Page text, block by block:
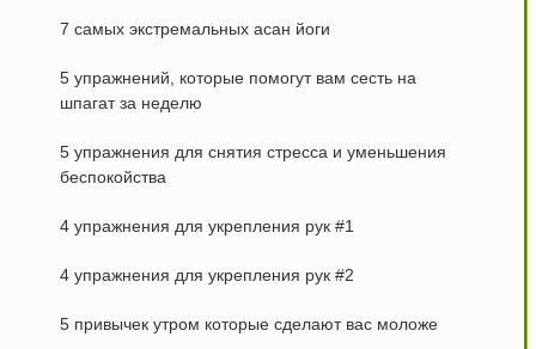
7 самых экстремальных асан йоги
5 упражнений, которые помогут вам сесть на
шпагат за неделю
5 упражнения для снятия стресса и уменьшения
беспокойства
4 упражнения для укрепления рук #1
4 упражнения для укрепления рук #2
5 привычек утром которые сделают вас моложе